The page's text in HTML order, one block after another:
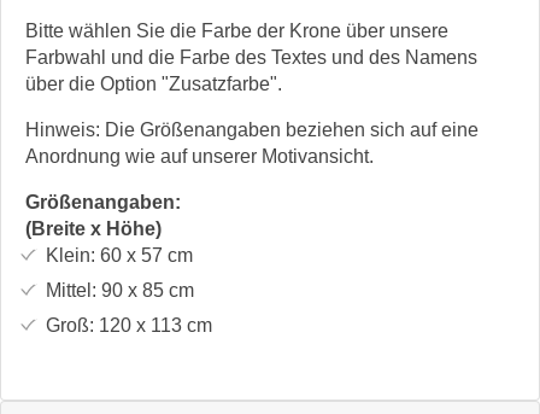
Bitte wählen Sie die Farbe der Krone über unsere
Farbwahl und die Farbe des Textes und des Namens
über die Option "Zusatzfarbe".
Hinweis: Die Größenangaben beziehen sich auf eine
Anordnung wie auf unserer Motivansicht.
Größenangaben:
(Breite x Höhe)
Klein: 60 x 57 cm
Mittel: 90 x 85cm
Groß: 120 x 113cm